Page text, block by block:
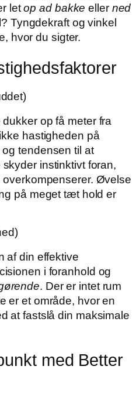
letop ad bakke eller ned
Tyngdekraft og vinkel
hvor du sigter.
op få meter fra
hastigheden på
og tendensen til at
instinktivt foran,
Øvelse
på meget tæt hold er
af din effektive
i foranhold og
. Der er intet rum
er et område, hvor en
at fastslå din maksimale
med Better